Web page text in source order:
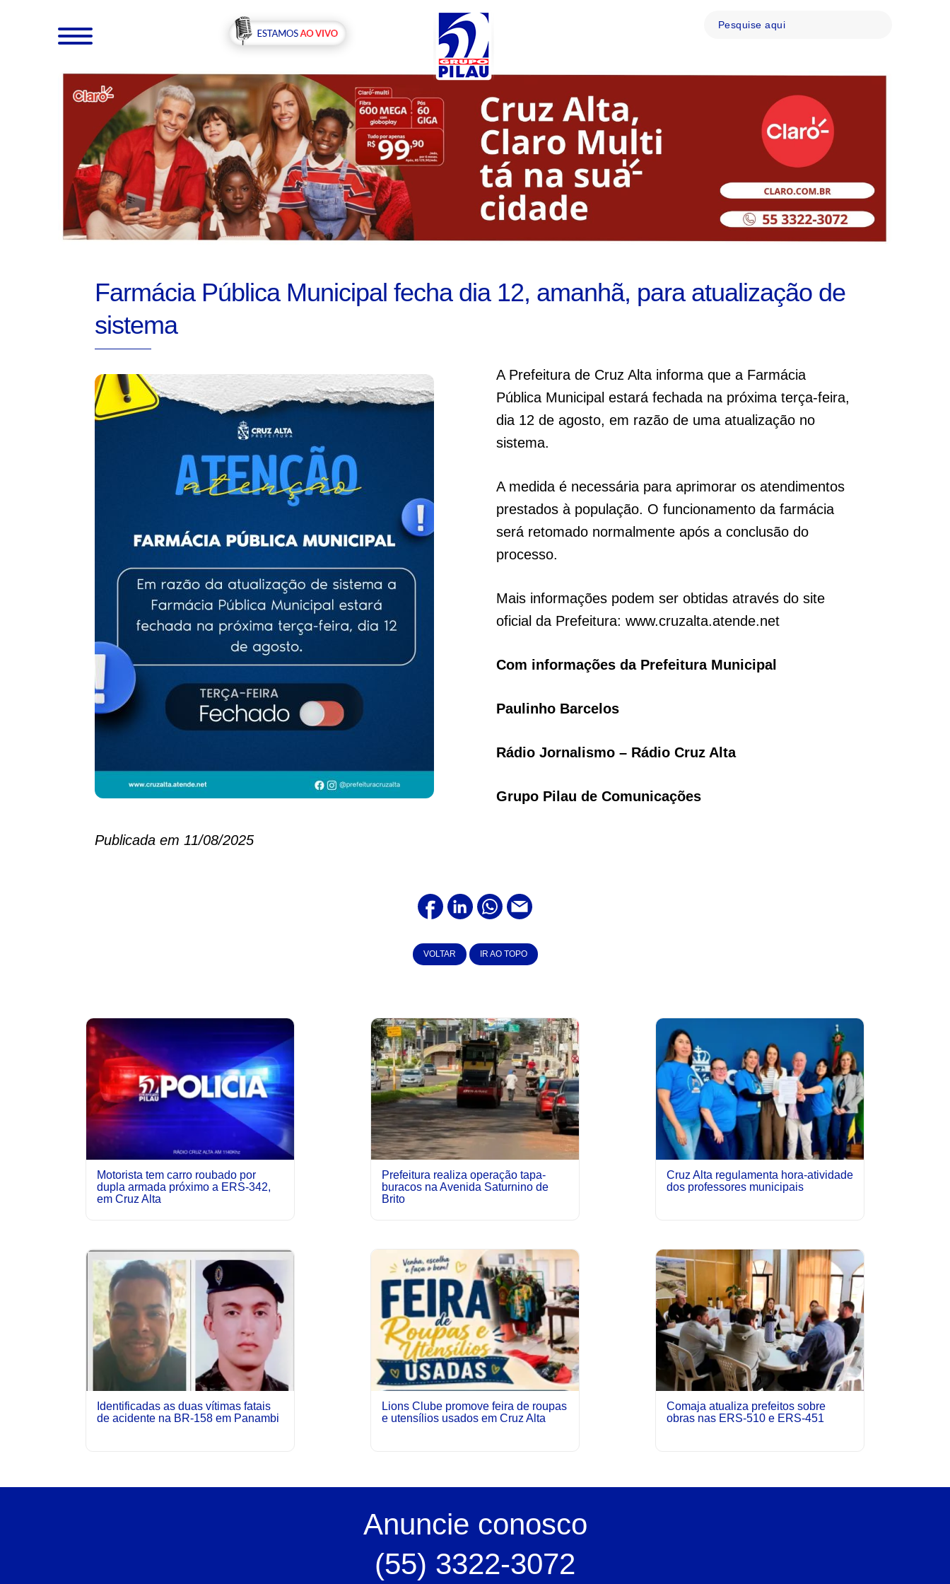
Farmácia Pública Municipal fecha dia 12, amanhã, para atualização de
sistema
A Prefeitura de Cruz Alta informa que a Farmácia
Pública Municipal estará fechada na próxima terça-feira,
dia 12 de agosto, em razão de uma atualização no
sistema.
A medida é necessária para aprimorar os atendimentos
prestados à população. O funcionamento da farmácia
será retomado normalmente após a conclusão do
processo.
Mais informações podem ser obtidas através do site
oficial da Prefeitura: www.cruzalta.atende.net
Com informações da Prefeitura Municipal
Paulinho Barcelos
Rádio Jornalismo – Rádio Cruz Alta
Grupo Pilau de Comunicações
Publicada em 11/08/2025
VOLTAR IR AO TOPO
Motorista tem carro roubado por
dupla armada próximo a ERS-342,
em Cruz Alta
Prefeitura realiza operação tapa-
buracos na Avenida Saturnino de
Brito
Cruz Alta regulamenta hora-atividade
dos professores municipais
Identificadas as duas vítimas fatais
de acidente na BR-158 em Panambi
Lions Clube promove feira de roupas
e utensílios usados em Cruz Alta
Comaja atualiza prefeitos sobre
obras nas ERS-510 e ERS-451
Anuncie conosco
(55) 3322-3072